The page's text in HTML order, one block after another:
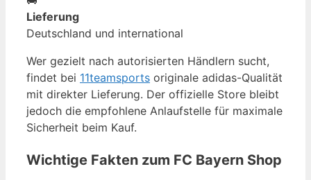
Lieferung
Deutschland und international
Wer gezielt nach autorisierten Händlern sucht,
findet bei 11teamsports originale adidas-Qualität
mit direkter Lieferung. Der offizielle Store bleibt
jedoch die empfohlene Anlaufstelle für maximale
Sicherheit beim Kauf.
Wichtige Fakten zum FC Bayern Shop